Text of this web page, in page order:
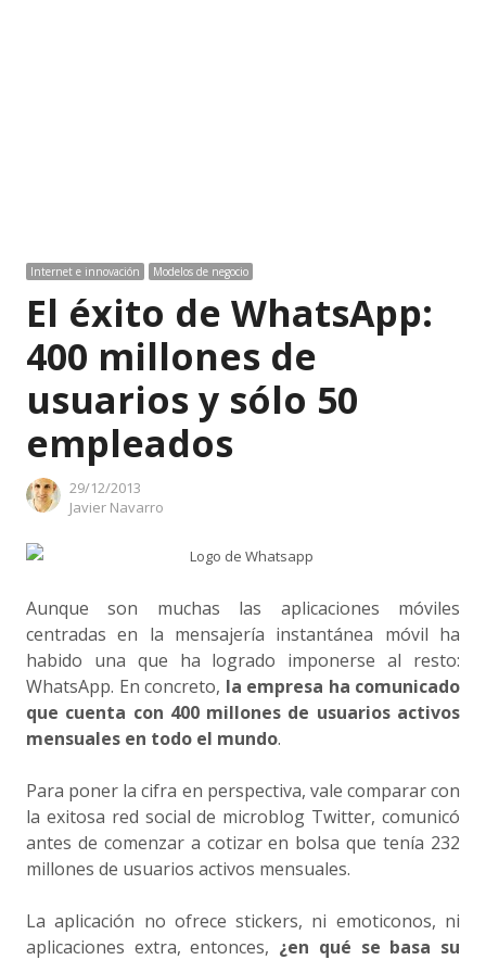
Internet e innovación Modelos de negocio
El éxito de WhatsApp:
400 millones de
usuarios y sólo 50
empleados
29/12/2013
Author
Javier Navarro
Aunque son muchas las aplicaciones móviles
centradas en la mensajería instantánea móvil ha
habido una que ha logrado imponerse al resto:
WhatsApp. En concreto, la empresa ha comunicado
que cuenta con 400 millones de usuarios activos
mensuales en todo el mundo.
Para poner la cifra en perspectiva, vale comparar con
la exitosa red social de microblog Twitter, comunicó
antes de comenzar a cotizar en bolsa que tenía 232
millones de usuarios activos mensuales.
La aplicación no ofrece stickers, ni emoticonos, ni
aplicaciones extra, entonces, ¿en qué se basa su